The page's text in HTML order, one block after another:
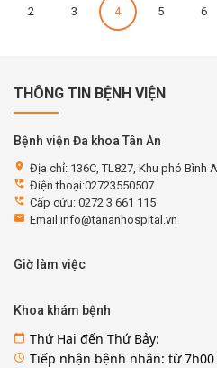
2 3 4 5 6
THÔNG TIN BỆNH VIỆN
Bệnh viện Đa khoa Tân An
location_on Địa chỉ: 136C, TL827, Khu phó Bình
perm_phone_msg Điện thoại:02723550507
perm_phone_msg Cấp cứu: 0272 3 661 115
email Email:info@tananhospital.vn
Giờ làm việc
Khoa khám bệnh
calendar_today Thứ Hai đến Thứ Bảy:
access_time Tiếp nhận bệnh nhân: từ